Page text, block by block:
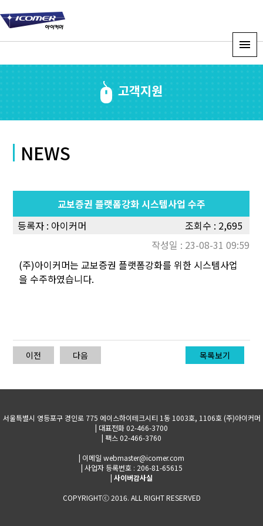
고객지원
NEWS
교보증권 플랫폼강화 시스템사업 수주
등록자 : 아이커머
조회수 : 2,695
작성일 : 23-08-31 09:59
(주)아이커머는 교보증권 플랫폼강화를 위한 시스템사업
을 수주하였습니다.
이전 다음 목록보기
서울특별시 영등포구 경인로 775 에이스하이테크시티 1동 1003호, 1106호 (주)아이커머
| 대표전화 02-466-3700
| 팩스 02-466-3760
| 이메일 webmaster@icomer.com
| 사업자 등록번호 : 206-81-65615
| 사이버감사실
COPYRIGHTⓒ 2016. ALL RIGHT RESERVED